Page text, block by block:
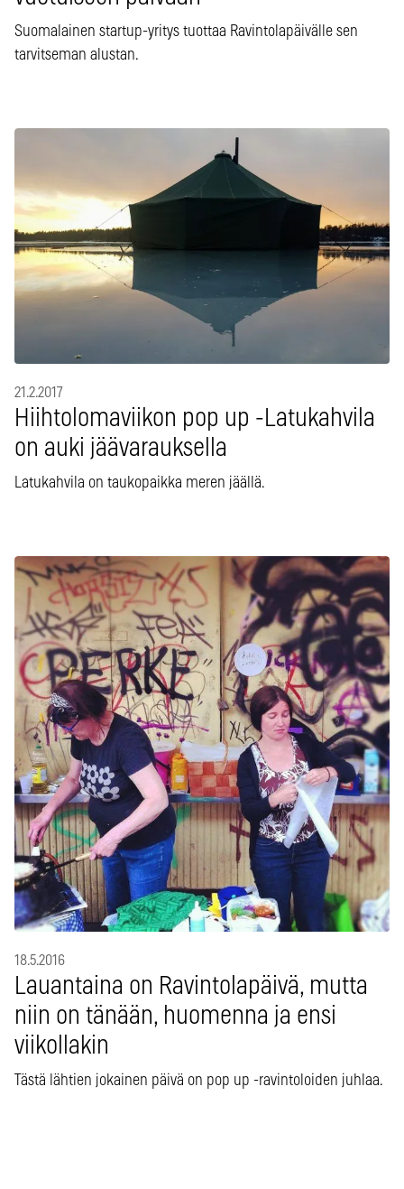
Suomalainen startup-yritys tuottaa Ravintolapäivälle sen
tarvitseman alustan.
21.2.2017
Hiihtolomaviikon pop up -Latukahvila
on auki jäävarauksella
Latukahvila on taukopaikka meren jäällä.
18.5.2016
Lauantaina on Ravintolapäivä, mutta
niin on tänään, huomenna ja ensi
viikollakin
Tästä lähtien jokainen päivä on pop up -ravintoloiden juhlaa.